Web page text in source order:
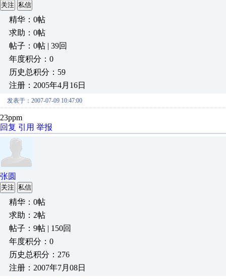
关注 私信
精华：0帖
求助：0帖
帖子：0帖 | 39回
年度积分：0
历史总积分：59
注册：2005年4月16日
发表于：2007-07-09 10:47:00
23ppm
回复 引用 举报
张圆
关注 私信
精华：0帖
求助：2帖
帖子：9帖 | 150回
年度积分：0
历史总积分：276
注册：2007年7月08日